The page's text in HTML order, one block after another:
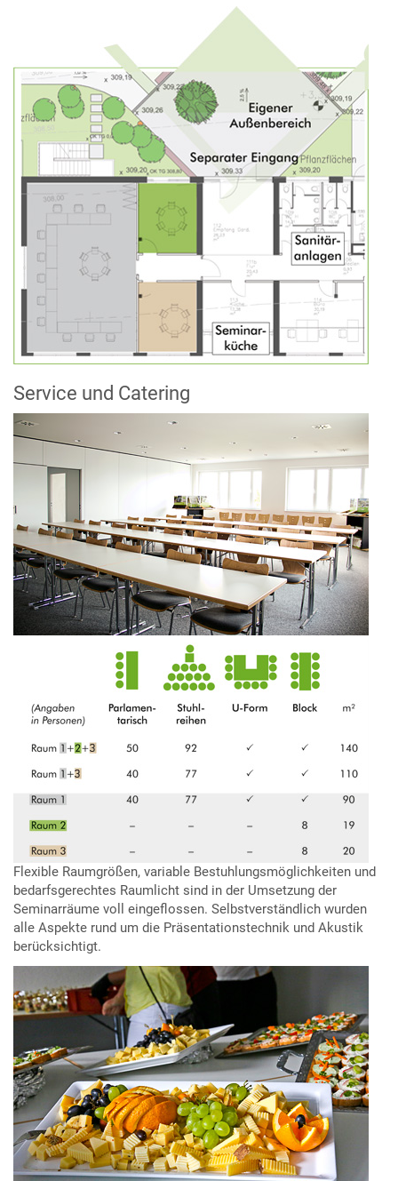
Service und Catering
Flexible Raumgrößen, variable Bestuhlungsmöglichkeiten und
bedarfsgerechtes Raumlicht sind in der Umsetzung der
Seminarräume voll eingeflossen. Selbstverständlich wurden
alle Aspekte rund um die Präsentationstechnik und Akustik
berücksichtigt.